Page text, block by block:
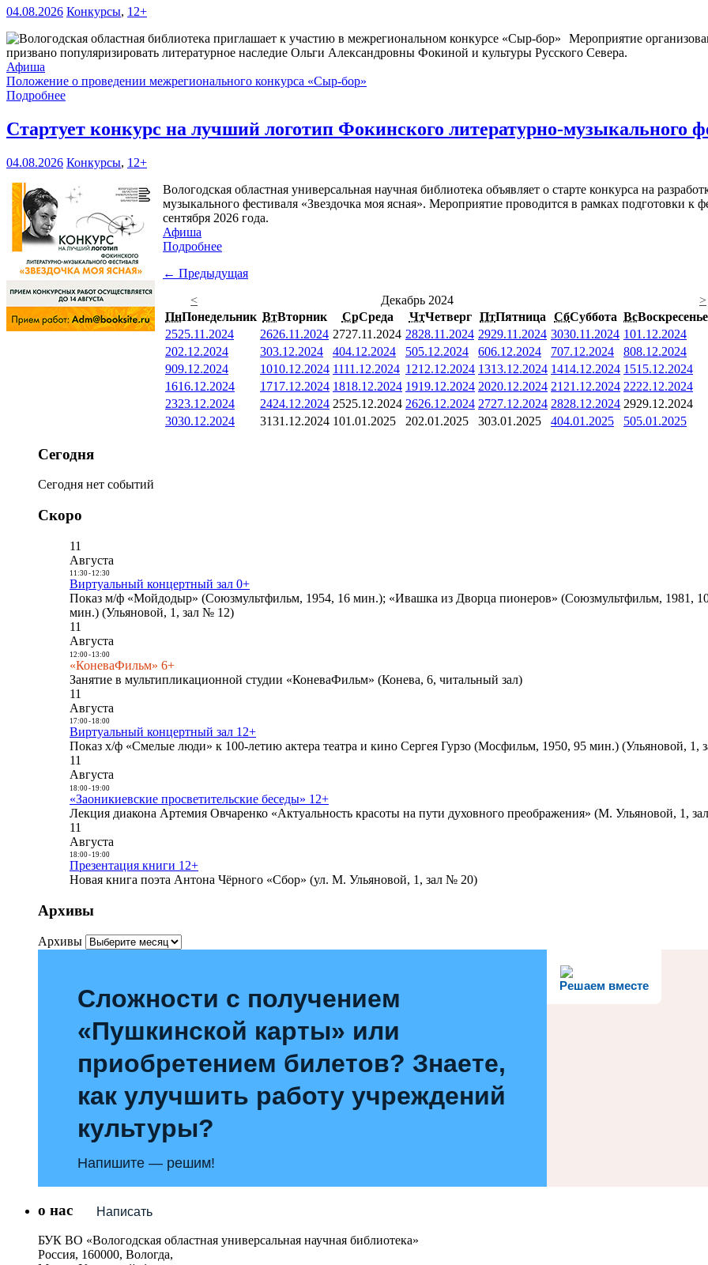
04.08.2026 Конкурсы, 12+
Мероприятие
призвано популяризировать литературное наследие Ольги Александровны Фокиной и культуры Русского Севера.
Афиша
Положение о проведении межрегионального конкурса «Сыр-бор»
Подробнее
Стартует конкурс на лучший логотип Фокинского литературно-музыкального
04.08.2026 Конкурсы, 12+
Вологодская областная универсальная научная библиотека объявляет о старте конкурса на
музыкального фестиваля «Звездочка моя ясная». Мероприятие проводится в рамках подготовки
сентября 2026 года.
Афиша
Подробнее
← Предыдущая
<
Декабрь 2024
>
ПнПонедельник ВтВторник СрСреда ЧтЧетверг ПтПятница СбСуббота ВсВоскресенье
2525.11.2024 2626.11.2024 2727.11.2024 2828.11.2024 2929.11.2024 3030.11.2024 101.12.2024
202.12.2024 303.12.2024 404.12.2024 505.12.2024 606.12.2024 707.12.2024 808.12.2024
909.12.2024 1010.12.2024 1111.12.2024 1212.12.2024 1313.12.2024 1414.12.2024 1515.12.2024
1616.12.2024 1717.12.2024 1818.12.2024 1919.12.2024 2020.12.2024 21 21.12.2024 2222.12.2024
2323.12.2024 2424.12.2024 2525.12.2024 2626.12.2024 2727.12.2024 2828.12.2024 2929.12.2024
3030.12.2024 3131.12.2024 101.01.2025 202.01.2025 303.01.2025 404.01.2025 505.01.2025
Сегодня
Сегодня нет событий
Скоро
11
Августа
11:30- 12:30
Виртуальный концертный зал 0+
Показ м/ф «Мойдодыр» (Союзмультфильм, 1954, 16 мин.); «Ивашка из Дворца пионеров» (Союзмультфильм, 1981,
мин.) (Ульяновой, 1, зал № 12)
11
Августа
12:00- 13:00
«КоневаФильм» 6+
Занятие в мультипликационной студии «КоневаФильм» (Конева, 6, читальный зал)
11
Августа
17:00- 18:00
Виртуальный концертный зал 12+
Показ х/ф «Смелые люди» к 100-летию актера театра и кино Сергея Гурзо (Мосфильм, 1950, 95 мин.) (Ульяновой, 1,
11
Августа
18:00- 19:00
«Заоникиевские просветительские беседы» 12+
Лекция диакона Артемия Овчаренко «Актуальность красоты на пути духовного преображения» (М. Ульяновой, 1,
11
Августа
18:00- 19:00
Презентация книги 12+
Новая книга поэта Антона Чёрного «Сбор» (ул. М. Ульяновой, 1, зал № 20)
Архивы
Архивы
Решаем вместе
Сложности с получением
«Пушкинской карты» или
приобретением билетов? Знаете,
как улучшить работу учреждений
культуры?
Напишите — решим!
Написать
о нас
БУК ВО «Вологодская областная универсальная научная библиотека»
Россия, 160000, Вологда,